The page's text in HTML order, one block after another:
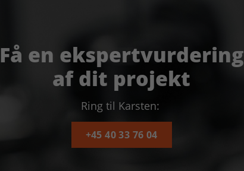
Få en ekspertvurdering
af dit projekt
Ring til Karsten:
+45 40 33 76 04